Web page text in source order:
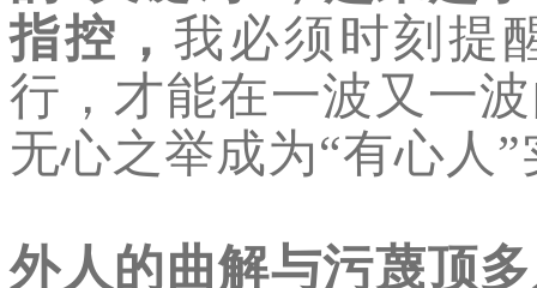
指控 ，我必须时刻提
行，才能在一波又一
无心之举成为“有心人
外人的曲解与污蔑顶